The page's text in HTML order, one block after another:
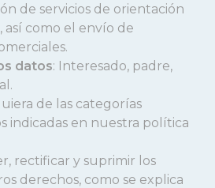
de servicios de orientación
así como el envío de
datos: Interesado, padre,
de las categorías
indicadas en nuestra política
rectificar y suprimir los
derechos, como se explica